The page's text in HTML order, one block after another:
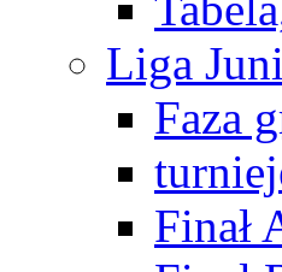
Liga
Faza
Finał